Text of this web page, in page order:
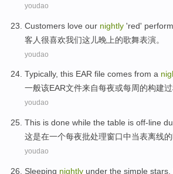
youdao
Customers love our nightly 'red'
客人很喜欢我们这儿晚上的歌舞表演。
youdao
Typically, this EAR file comes from a
一般该EAR文件来自每夜或每周的构建过
youdao
This is done while the table is off-line
这是在一个每夜批处理窗口中当表离线的
youdao
Sleeping nightly under the simple stars